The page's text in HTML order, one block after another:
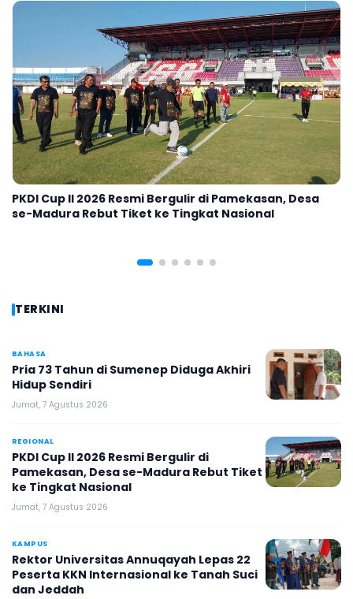
Kabupaten Kepulauan
PKDI Cup II 2026 Resmi Bergulir di Pamekasan, Desa
se-Madura Rebut Tiket ke Tingkat Nasional
TERKINI
BAHASA
Pria 73 Tahun di Sumenep Diduga Akhiri
Hidup Sendiri
Jumat, 7 Agustus 2026
REGIONAL
PKDI Cup II 2026 Resmi Bergulir di
Pamekasan, Desa se-Madura Rebut Tiket
ke Tingkat Nasional
Jumat, 7 Agustus 2026
KAMPUS
Rektor Universitas Annuqayah Lepas 22
Peserta KKN Internasional ke Tanah Suci
dan Jeddah